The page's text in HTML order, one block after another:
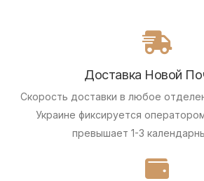
Доставка Новой
Скорость доставки в любое
Украине фиксируется
превышает 1-3